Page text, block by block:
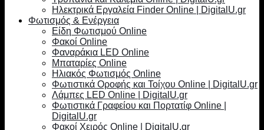
Ηλεκτρικά Εργαλεία Finder Online | DigitalU.gr
Φωτισμός & Ενέργεια
Είδη Φωτισμού Online
Φακοί Online
Φαναράκια LED Online
Μπαταρίες Online
Ηλιακός Φωτισμός Online
Φωτιστικά Οροφής και Τοίχου Online | DigitalU.gr
Λάμπες LED Online | DigitalU.gr
Φωτιστικά Γραφείου και Πορτατίφ Online |
DigitalU.gr
Φακοί Χειρός Online | DigitalU.gr